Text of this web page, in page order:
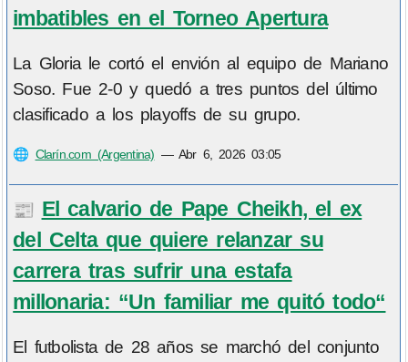
imbatibles en el Torneo Apertura
La Gloria le cortó el envión al equipo de Mariano
Soso. Fue 2-0 y quedó a tres puntos del último
clasificado a los playoffs de su grupo.
🌐 Clarín.com (Argentina) — Abr 6, 2026 03:05
📰 El calvario de Pape Cheikh, el ex
del Celta que quiere relanzar su
carrera tras sufrir una estafa
millonaria: “Un familiar me quitó todo“
El futbolista de 28 años se marchó del conjunto